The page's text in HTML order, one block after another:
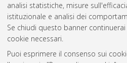
analisi statistiche, misure
istituzionale e analisi dei
Se chiudi questo banner
cookie necessari.
Puoi esprimere il consenso sui
Gestione del
Atom